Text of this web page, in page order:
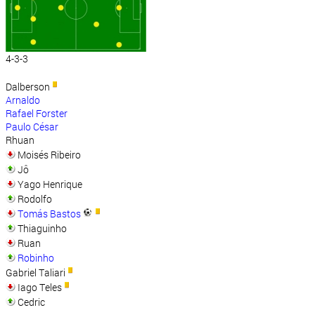
4-3-3
Dalberson
Arnaldo
Rafael Forster
Paulo César
Rhuan
Moisés Ribeiro
Jô
Yago Henrique
Rodolfo
Tomás Bastos
Thiaguinho
Ruan
Robinho
Gabriel Taliari
Iago Teles
Cedric